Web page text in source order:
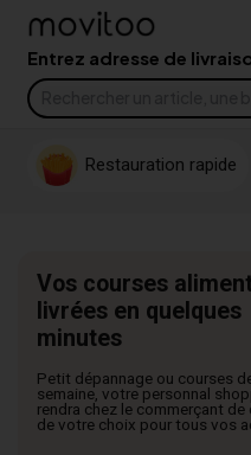
Entrez adresse de
Restauration rapide
Vos courses
livrées en quelques
minutes
Petit dépannage ou courses
semaine, votre personnal
rendra chez le commerçant de
de votre choix pour tous vos